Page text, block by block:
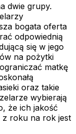
dwie grupy.
bogata oferta
odpowiednią
się w jego
na pożytki
matkę
oraz takie
wybierają
że ich jakość
z roku na rok jest